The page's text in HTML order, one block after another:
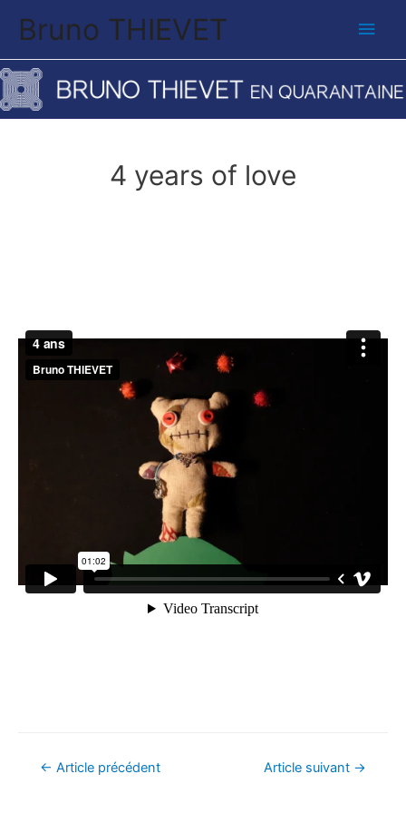
Bruno THIEVET
4 years of love
Navigation
← Article précédent Article suivant →